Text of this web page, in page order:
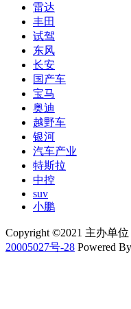
雷达
丰田
试驾
东风
长安
国产车
宝马
奥迪
越野车
银河
汽车产业
特斯拉
中控
suv
小鹏
Copyright ©2021 主办单
20005027号-28 Powered By